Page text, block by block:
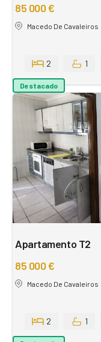
85 000 €
Macedo De Cavaleiros
2 1
Destacado
Apartamento T2
85 000 €
Macedo De Cavaleiros
2 1